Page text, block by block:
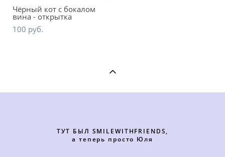
Чёрный кот с бокалом
вина - открытка
100 pуб.
ТУТ БЫЛ SMILEWITHFRIENDS,
а теперь просто Юля